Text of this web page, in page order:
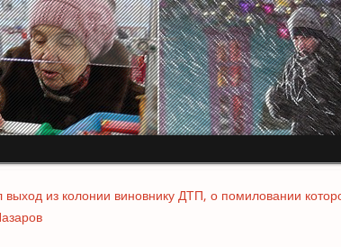
из колонии виновнику ДТП, о помиловании